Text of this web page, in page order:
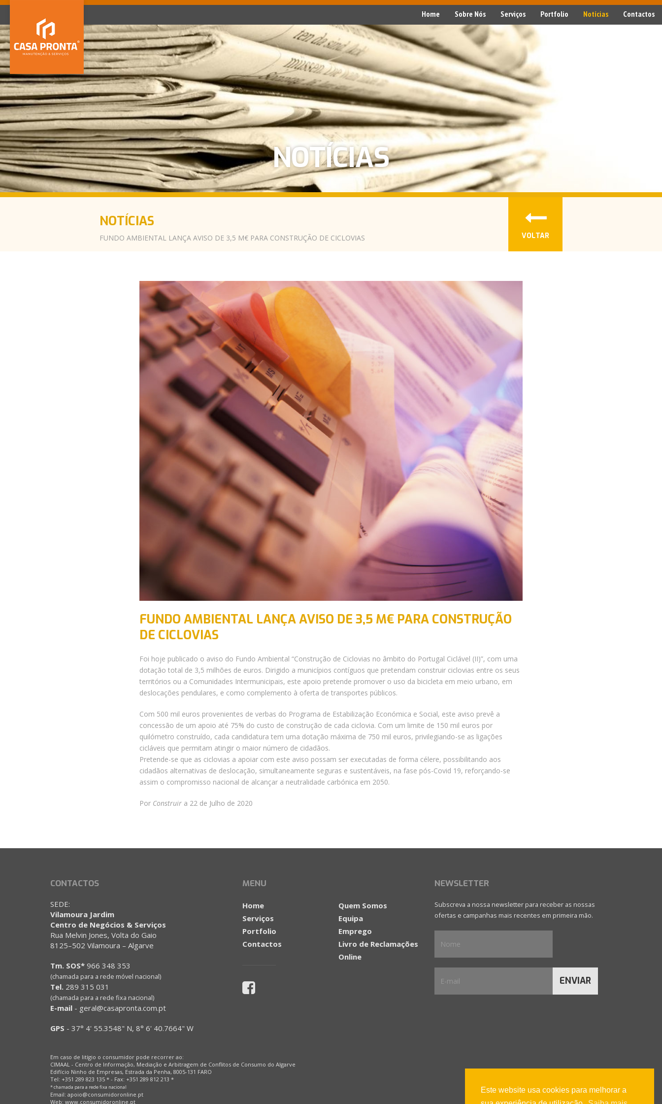
Este website usa cookies para melhorar a
Home Sobre Nós Serviços Portfolio Notícias Contactos
NOTÍCIAS
NOTÍCIAS
FUNDO AMBIENTAL LANÇA AVISO DE 3,5 M€ PARA CONSTRUÇÃO DE CICLOVIAS VOLTAR
FUNDO AMBIENTAL LANÇA AVISO DE 3,5 M€ PARA CONSTRUÇÃO
DE CICLOVIAS
Foi hoje publicado o aviso do Fundo Ambiental “Construção de Ciclovias no âmbito do Portugal Ciclável (II)”, com uma
dotação total de 3,5 milhões de euros. Dirigido a municípios contíguos que pretendam construir ciclovias entre os seus
territórios ou a Comunidades Intermunicipais, este apoio pretende promover o uso da bicicleta em meio urbano, em
deslocações pendulares, e como complemento à oferta de transportes públicos.
Com 500 mil euros provenientes de verbas do Programa de Estabilização Económica e Social, este aviso prevê a
concessão de um apoio até 75% do custo de construção de cada ciclovia. Com um limite de 150 mil euros por
quilómetro construído, cada candidatura tem uma dotação máxima de 750 mil euros, privilegiando-se as ligações
cicláveis que permitam atingir o maior número de cidadãos.
Pretende-se que as ciclovias a apoiar com este aviso possam ser executadas de forma célere, possibilitando aos
cidadãos alternativas de deslocação, simultaneamente seguras e sustentáveis, na fase pós-Covid 19, reforçando-se
assim o compromisso nacional de alcançar a neutralidade carbónica em 2050.
Por Construira 22 de Julho de 2020
CONTACTOS
SEDE:
Vilamoura Jardim
Centro de Negócios & Serviços
Rua Melvin Jones, Volta do Gaio
8125–502 Vilamoura – Algarve
Tm. SOS* 966 348 353
(chamada para a rede móvel nacional)
Tel. 289 315 031
(chamada para a rede fixa nacional)
E-mail - geral@casapronta.com.pt
GPS - 37° 4' 55.3548" N, 8° 6' 40.7664" W
MENU
Home
Serviços
Portfolio
Contactos
Quem Somos
Equipa
Emprego
Livro de Reclamações
Online
NEWSLETTER
Subscreva a nossa newsletter para receber as nossas
ofertas e campanhas mais recentes em primeira mão.
ENVIAR
Em caso de litígio o consumidor pode recorrer ao:
CIMAAL - Centro de Informação, Mediação e Arbitragem de Conflitos de Consumo do Algarve
Edifício Ninho de Empresas, Estrada da Penha, 8005-131 FARO
Tel: +351 289 823 135 * - Fax: +351 289 812 213 *
* chamada para a rede fixa nacional
Email: apoio@consumidoronline.pt
Web: www.consumidoronline.pt